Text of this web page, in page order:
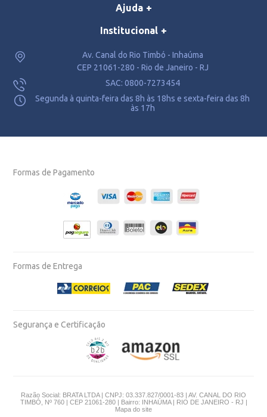
Ajuda
Institucional
Av. Canal do Rio Timbó - Inhaúma
CEP 21061-280 - Rio de Janeiro - RJ
SAC: 0800-7273454
Segunda à quinta-feira das 8h às 18hs e sexta-feira das 8h
às 17h
Formas de Pagamento
Formas de Entrega
Segurança e Certificação
Razão Social: BRATA LTDA | CNPJ: 03.337.827/0001-83 | AV. CANAL DO RIO
TIMBÓ, Nº 760 | CEP 21061-280 | Bairro: INHAÚMA | RIO DE JANEIRO - RJ |
Mapa do site